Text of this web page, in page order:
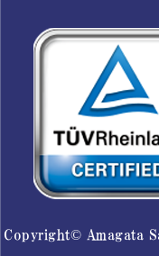
Copyright© Amagata